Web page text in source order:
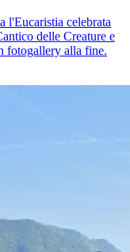
l'Eucaristia celebrata
delle Creature e
fotogallery alla fine.